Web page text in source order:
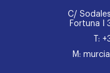
C/
Fortuna I
T:
M: